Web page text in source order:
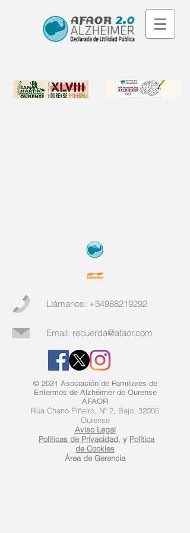
Llámanos: +34988219292
Email: recuerda@afaor.com
© 2021 Asociación de Familiares de
Enfermos de Alzhéimer de Ourense
AFAOR
Rúa Chano Piñeiro, Nº 2, Bajo, 32005
Ourense
Aviso Legal
Políticas de Privacidad, y Política
de Cookies
​Área de Gerencia